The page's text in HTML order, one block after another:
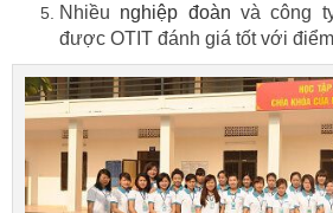
Nhiều nghiệp đoàn và công
được OTIT đánh giá tốt với